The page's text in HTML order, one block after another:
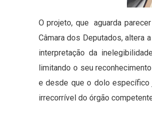
O projeto, que aguarda
Câmara dos Deputados, altera
interpretação da
limitando o seu
e desde que o dolo específico
irrecorrível do órgão